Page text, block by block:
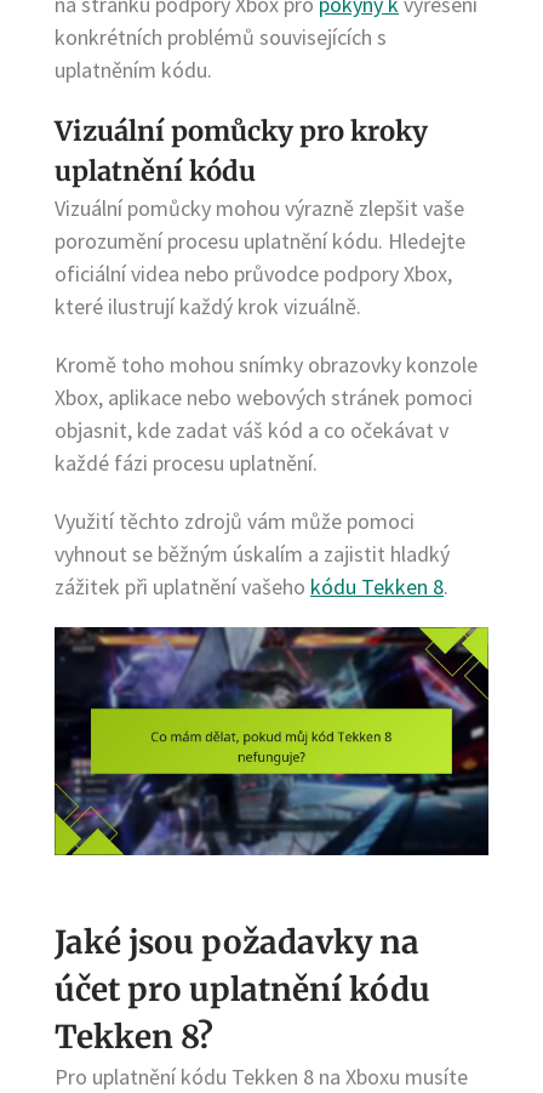
konkrétních problémů souvisejících s
uplatněním kódu.
Vizuální pomůcky pro kroky
uplatnění kódu
Vizuální pomůcky mohou výrazně zlepšit vaše
porozumění procesu uplatnění kódu. Hledejte
oficiální videa nebo průvodce podpory Xbox,
které ilustrují každý krok vizuálně.
Kromě toho mohou snímky obrazovky konzole
Xbox, aplikace nebo webových stránek pomoci
objasnit, kde zadat váš kód a co očekávat v
každé fázi procesu uplatnění.
Využití těchto zdrojů vám může pomoci
vyhnout se běžným úskalím a zajistit hladký
zážitek při uplatnění vašeho kódu Tekken 8.
Jaké jsou požadavky na
účet pro uplatnění kódu
Tekken 8?
Pro uplatnění kódu Tekken 8 na Xboxu musíte